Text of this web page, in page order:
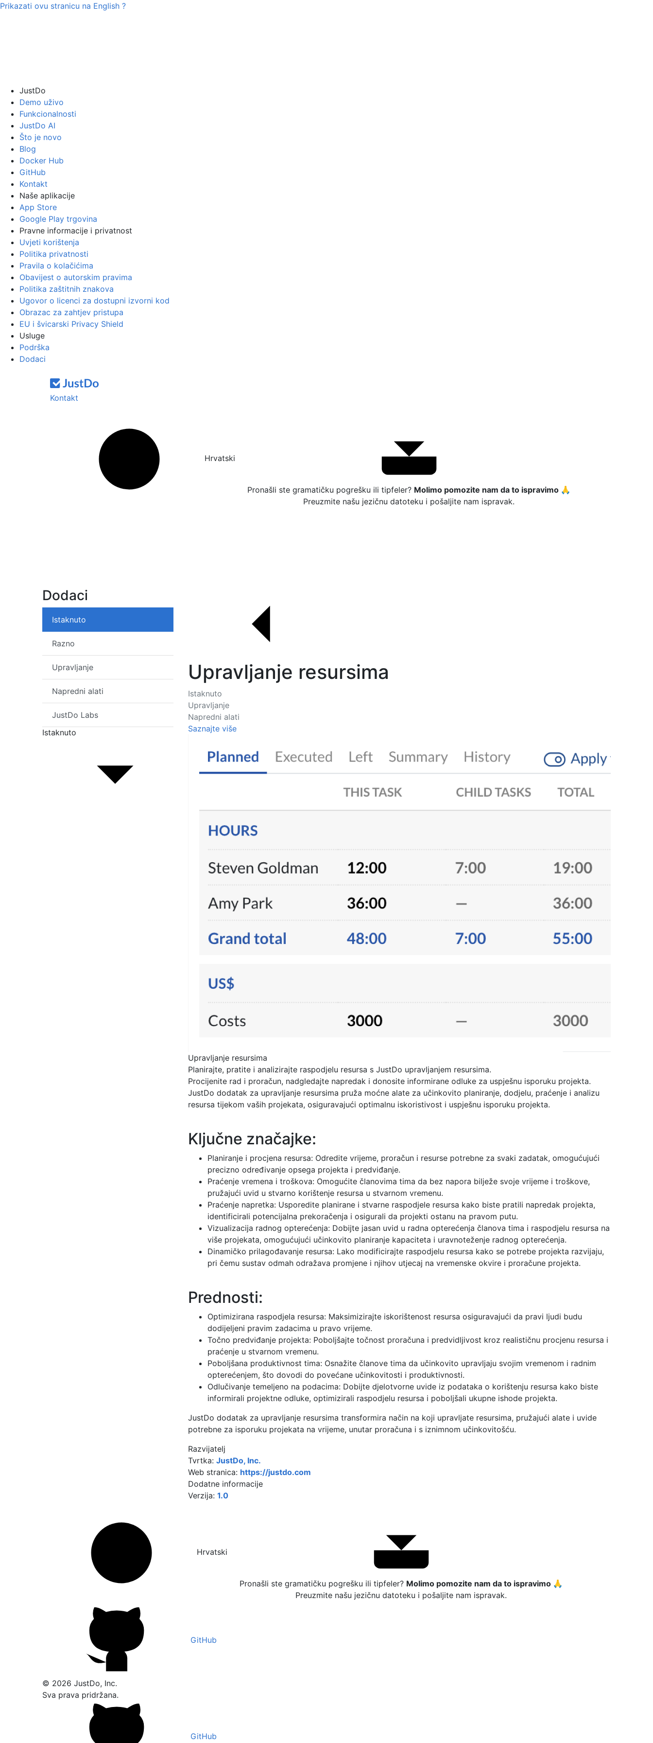
Prikazati ovu stranicu na English ?
JustDo
Demo uživo
Funkcionalnosti
JustDo AI
Što je novo
Blog
Docker Hub
GitHub
Kontakt
Naše aplikacije
App Store
Google Play trgovina
Pravne informacije i privatnost
Uvjeti korištenja
Politika privatnosti
Pravila o kolačićima
Obavijest o autorskim pravima
Politika zaštitnih znakova
Ugovor o licenci za dostupni izvorni kod
Obrazac za zahtjev pristupa
EU i švicarski Privacy Shield
Usluge
Podrška
Dodaci
Kontakt
Hrvatski
Pronašli ste gramatičku pogrešku ili tipfeler? Molimo pomozite nam da to ispravimo 🙏
Preuzmite našu jezičnu datoteku i pošaljite nam ispravak.
Dodaci
Istaknuto
Razno
Upravljanje
Napredni alati
JustDo Labs
Istaknuto
Upravljanje resursima
Istaknuto
Upravljanje
Napredni alati
Saznajte više
Upravljanje resursima
Planirajte, pratite i analizirajte raspodjelu resursa s JustDo upravljanjem resursima.
Procijenite rad i proračun, nadgledajte napredak i donosite informirane odluke za uspješnu isporuku projekta.
JustDo dodatak za upravljanje resursima pruža moćne alate za učinkovito planiranje, dodjelu, praćenje i analizu
resursa tijekom vaših projekata, osiguravajući optimalnu iskoristivost i uspješnu isporuku projekta.
Ključne značajke:
Planiranje i procjena resursa: Odredite vrijeme, proračun i resurse potrebne za svaki zadatak, omogućujući
precizno određivanje opsega projekta i predviđanje.
Praćenje vremena i troškova: Omogućite članovima tima da bez napora bilježe svoje vrijeme i troškove,
pružajući uvid u stvarno korištenje resursa u stvarnom vremenu.
Praćenje napretka: Usporedite planirane i stvarne raspodjele resursa kako biste pratili napredak projekta,
identificirali potencijalna prekoračenja i osigurali da projekti ostanu na pravom putu.
Vizualizacija radnog opterećenja: Dobijte jasan uvid u radna opterećenja članova tima i raspodjelu resursa na
više projekata, omogućujući učinkovito planiranje kapaciteta i uravnoteženje radnog opterećenja.
Dinamičko prilagođavanje resursa: Lako modificirajte raspodjelu resursa kako se potrebe projekta razvijaju,
pri čemu sustav odmah odražava promjene i njihov utjecaj na vremenske okvire i proračune projekta.
Prednosti:
Optimizirana raspodjela resursa: Maksimizirajte iskorištenost resursa osiguravajući da pravi ljudi budu
dodijeljeni pravim zadacima u pravo vrijeme.
Točno predviđanje projekta: Poboljšajte točnost proračuna i predvidljivost kroz realističnu procjenu resursa i
praćenje u stvarnom vremenu.
Poboljšana produktivnost tima: Osnažite članove tima da učinkovito upravljaju svojim vremenom i radnim
opterećenjem, što dovodi do povećane učinkovitosti i produktivnosti.
Odlučivanje temeljeno na podacima: Dobijte djelotvorne uvide iz podataka o korištenju resursa kako biste
informirali projektne odluke, optimizirali raspodjelu resursa i poboljšali ukupne ishode projekta.
JustDo dodatak za upravljanje resursima transformira način na koji upravljate resursima, pružajući alate i uvide
potrebne za isporuku projekata na vrijeme, unutar proračuna i s iznimnom učinkovitošću.
Razvijatelj
Tvrtka: JustDo, Inc.
Web stranica: https://justdo.com
Dodatne informacije
Verzija: 1.0
Hrvatski
Pronašli ste gramatičku pogrešku ili tipfeler? Molimo pomozite nam da to ispravimo 🙏
Preuzmite našu jezičnu datoteku i pošaljite nam ispravak.
GitHub
© 2026 JustDo, Inc.
Sva prava pridržana.
GitHub